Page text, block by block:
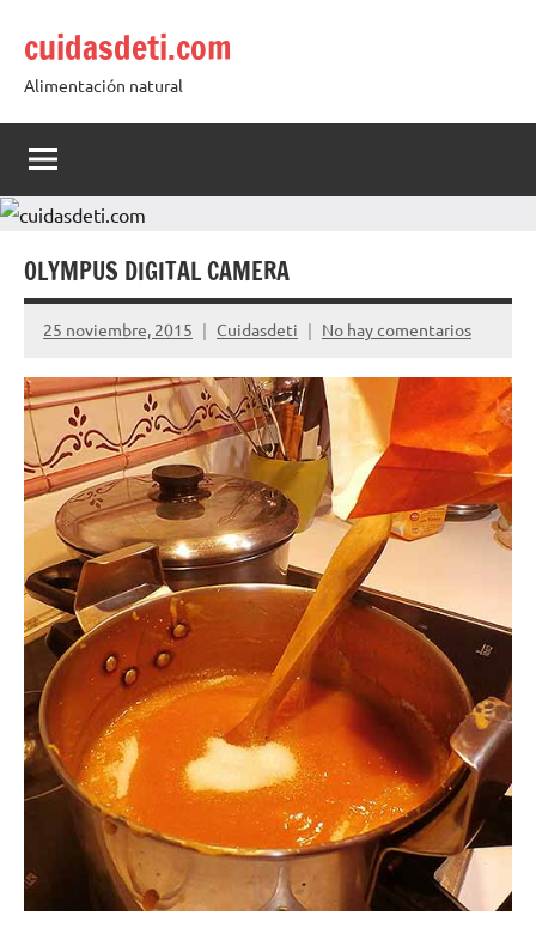
contenido
cuidasdeti.com
Alimentación natural
OLYMPUS DIGITAL CAMERA
25 noviembre, 2015 Cuidasdeti No hay comentarios